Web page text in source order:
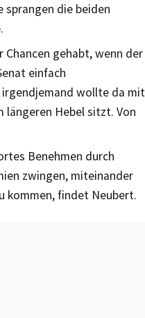
sprangen die beiden
gehabt, wenn der
einfach
wollte da mit
längeren Hebel sitzt. Von
Benehmen durch
zwingen, miteinander
kommen, findet Neubert.